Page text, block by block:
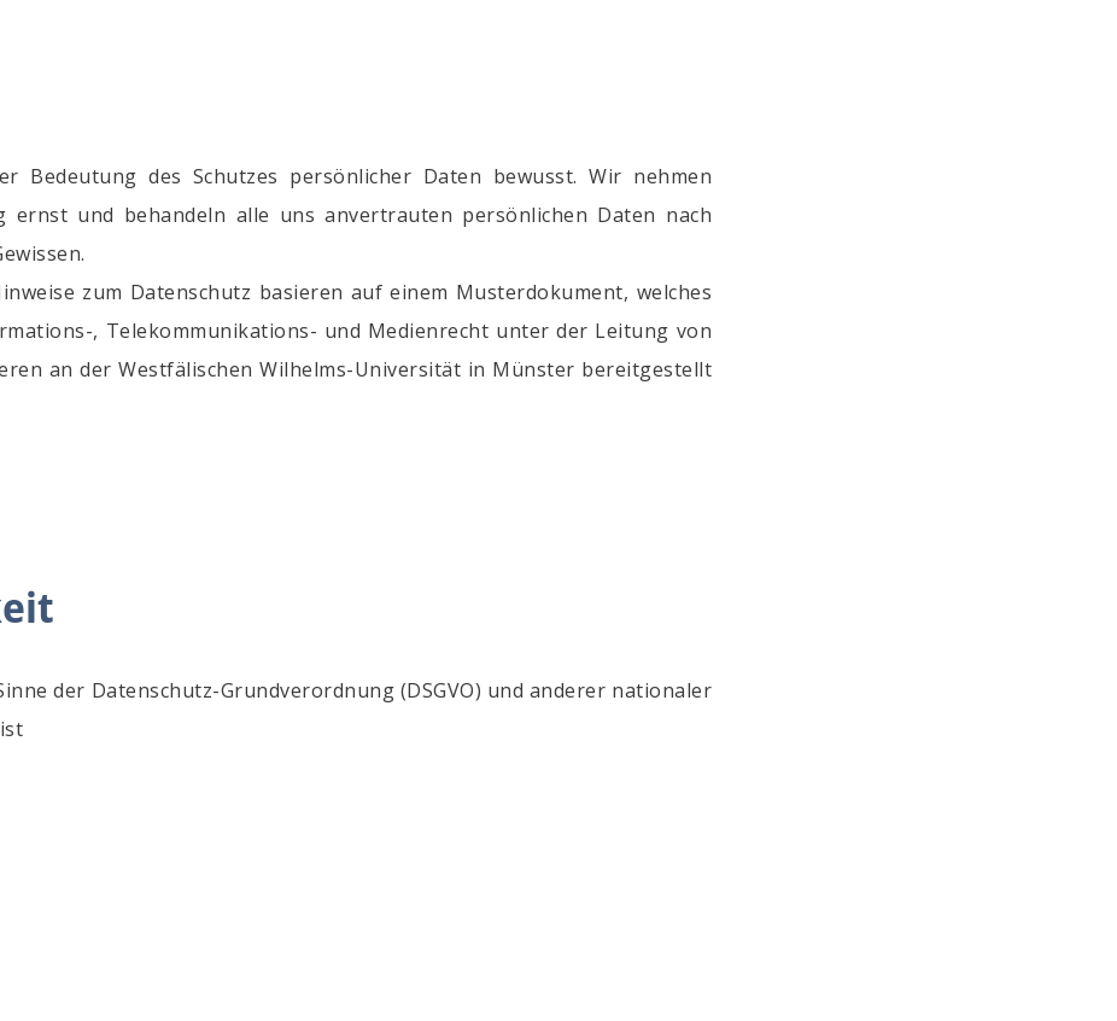
Bedeutung des Schutzes persönlicher Daten bewusst. Wir nehmen
ernst und behandeln alle uns anvertrauten persönlichen Daten nach
zum Datenschutz basieren auf einem Musterdokument, welches
, Telekommunikations- und Medienrecht unter der Leitung von
an der Westfälischen Wilhelms-Universität in Münster bereitgestellt
der Datenschutz-Grundverordnung (DSGVO) und anderer nationaler